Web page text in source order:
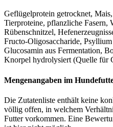
Geflügelprotein getrocknet,
Tierproteine, pflanzliche Fasern,
Rübenschnitzel,
Fructo-Oligosaccharide,
Glucosamin aus Fermentation,
Knorpel hydrolysiert (Quelle für
Mengenangaben im
Die Zutatenliste enthält keine
völlig offen, in welchem
Futter vorkommen. Eine